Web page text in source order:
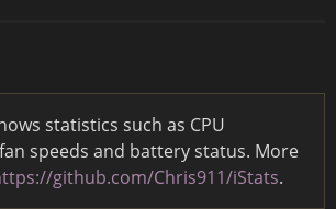
statistics such as CPU
speeds and battery status. More
github.com/Chris911/iStats.